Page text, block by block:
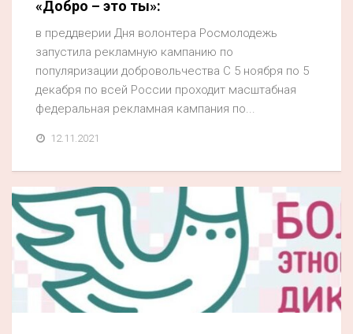
«Добро – это ты»:
в преддверии Дня волонтера Росмолодежь
запустила рекламную кампанию по
популяризации добровольчества С 5 ноября по 5
декабря по всей России проходит масштабная
федеральная рекламная кампания по...
12.11.2021